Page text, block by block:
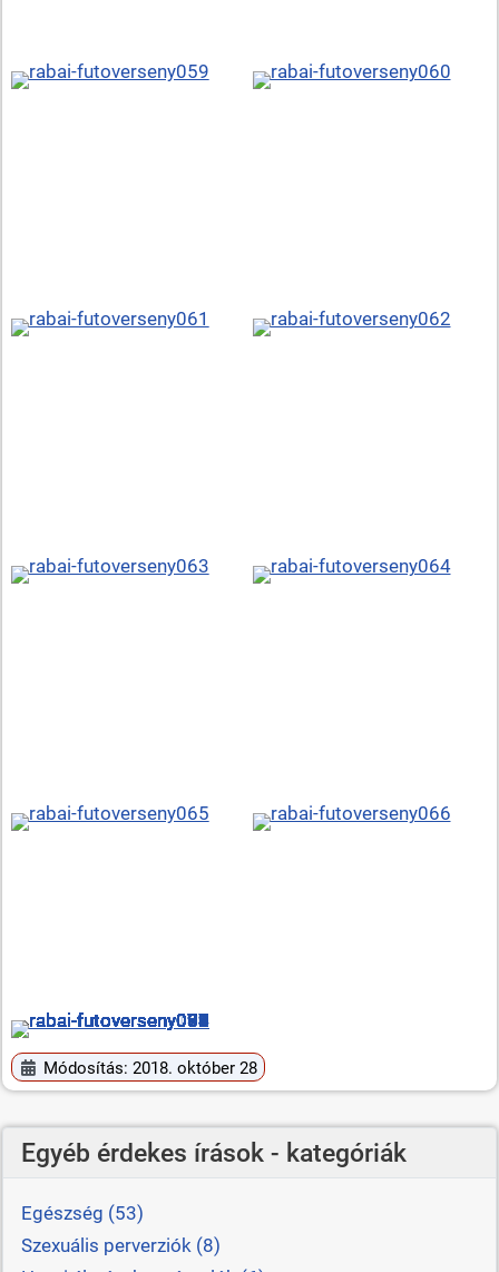
Módosítás: 2018. október 28
Egyéb érdekes írások - kategóriák
Egészség (53)
Szexuális perverziók (8)